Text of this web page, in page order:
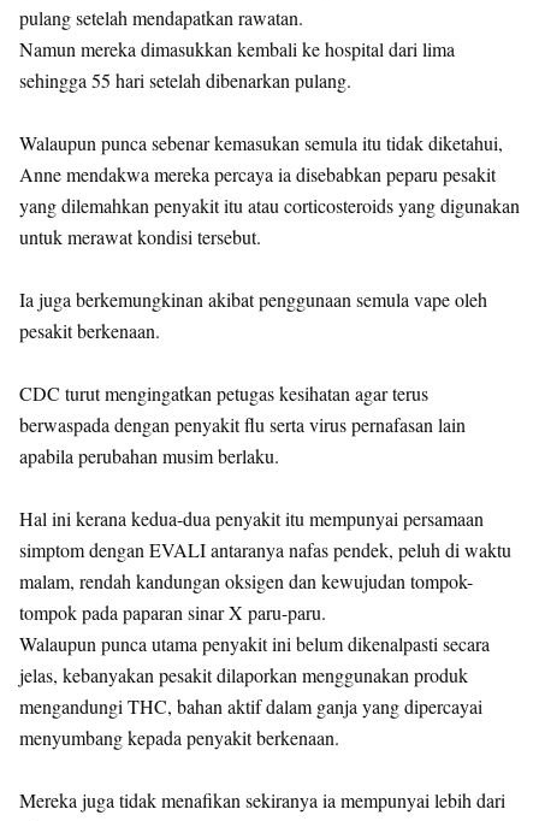
pulang setelah mendapatkan rawatan.
Namun mereka dimasukkan kembali ke hospital dari lima
sehingga 55 hari setelah dibenarkan pulang.
Walaupun punca sebenar kemasukan semula itu tidak diketahui,
Anne mendakwa mereka percaya ia disebabkan peparu pesakit
yang dilemahkan penyakit itu atau corticosteroids yang digunakan
untuk merawat kondisi tersebut.
Ia juga berkemungkinan akibat penggunaan semula vape oleh
pesakit berkenaan.
CDC turut mengingatkan petugas kesihatan agar terus
berwaspada dengan penyakit flu serta virus pernafasan lain
apabila perubahan musim berlaku.
Hal ini kerana kedua-dua penyakit itu mempunyai persamaan
simptom dengan EVALI antaranya nafas pendek, peluh di waktu
malam, rendah kandungan oksigen dan kewujudan tompok-
tompok pada paparan sinar X paru-paru.
Walaupun punca utama penyakit ini belum dikenalpasti secara
jelas, kebanyakan pesakit dilaporkan menggunakan produk
mengandungi THC, bahan aktif dalam ganja yang dipercayai
menyumbang kepada penyakit berkenaan.
Mereka juga tidak menafikan sekiranya ia mempunyai lebih dari